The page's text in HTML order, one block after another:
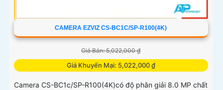
CAMERA EZVIZ CS-BC1C/SP-R100(4K)
Giá Bán: 5,022,000 ₫
Giá Khuyến Mại: 5,022,000 ₫
Camera CS-BC1c/SP-R100(4K)có độ phân giải 8.0 MP chất